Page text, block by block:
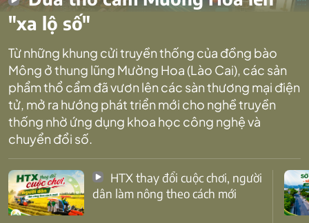
"xa lộ số"
Từ những khung cửi truyền thống của đồng bào
Mông ở thung lũng Mường Hoa (Lào Cai), các sản
phẩm thổ cẩm đã vươn lên các sàn thương mại điện
tử, mở ra hướng phát triển mới cho nghề truyền
thống nhờ ứng dụng khoa học công nghệ và
chuyển đổi số.
dân làm nông theo cách mới